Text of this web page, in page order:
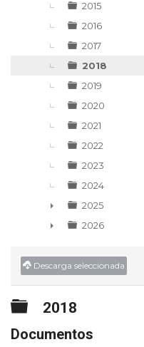
2015
2016
2017
2018
2019
2020
2021
2022
2023
2024
►
2025
2026
Descarga seleccionada
Carpeta
2018
Documentos